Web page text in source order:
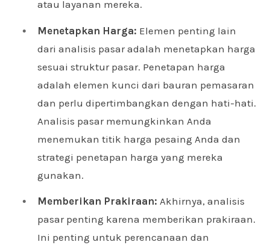
atau layanan mereka.
Menetapkan Harga: Elemen penting lain
dari analisis pasar adalah menetapkan harga
sesuai struktur pasar. Penetapan harga
adalah elemen kunci dari bauran pemasaran
dan perlu dipertimbangkan dengan hati-hati.
Analisis pasar memungkinkan Anda
menemukan titik harga pesaing Anda dan
strategi penetapan harga yang mereka
gunakan.
Memberikan Prakiraan: Akhirnya, analisis
pasar penting karena memberikan prakiraan.
Ini penting untuk perencanaan dan